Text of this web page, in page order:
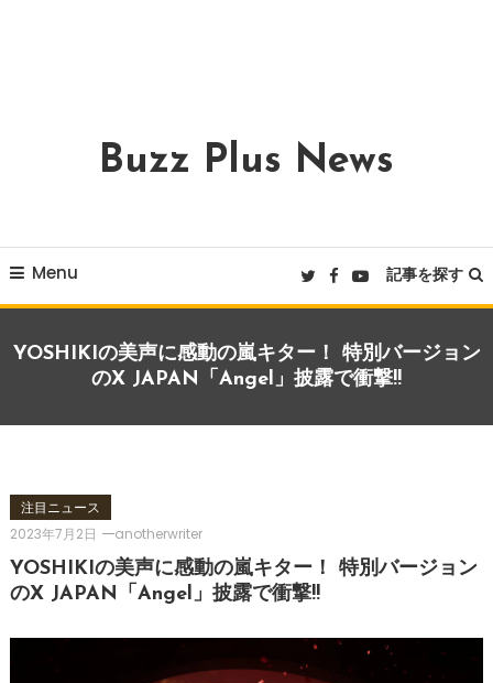
Buzz Plus News
Menu 記事を探す
YOSHIKIの美声に感動の嵐キター！ 特別バージョン
のX JAPAN「Angel」披露で衝撃!!
注目ニュース
2023年7月2日
anotherwriter
YOSHIKIの美声に感動の嵐キター！ 特別バージョン
のX JAPAN「Angel」披露で衝撃!!